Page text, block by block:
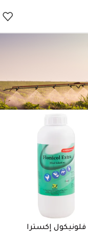
فلونيكول إكسترا